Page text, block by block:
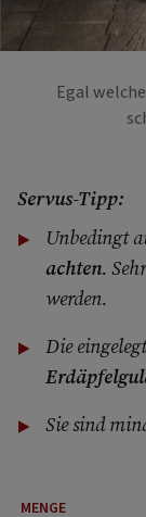
Egal
Servus-Tipp:
Unbedingt
achten.
werden.
Die
Sie sind